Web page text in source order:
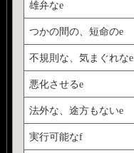
雄弁なe
つかの間の、短命のe
不規則な、気まぐれなe
悪化させるe
法外な、途方もないe
実行可能なf